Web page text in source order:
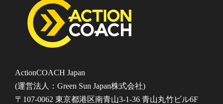
ActionCOACH Japan
(運営法人：Green Sun Japan株式会社)
〒107-0062 東京都港区南青山3-1-36 青山丸竹ビル6F